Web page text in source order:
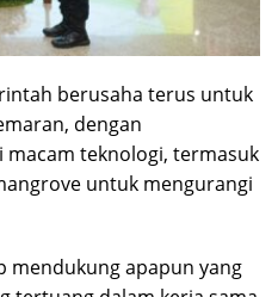
berusaha terus untuk
dengan
teknologi, termasuk
untuk mengurangi
mendukung apapun yang